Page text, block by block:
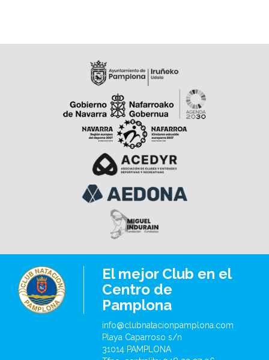
Horario: De 16:00 a 20:00 h.
Espacio afectado: La calle 1 de la piscina permanecerá
ocupada y no estará disponible para el uso general.
de la piscina principal estarán
totalmente disponibles para el nado libre.
Los demás vasos del club permanecerán operativos
y abiertos al uso habitual sin ninguna restricción.
El mejor Club en el
Centro de
Pamplona
info@clubnatacionpamplona.com
Playa Caparroso s/n
31014 PAMPLONA